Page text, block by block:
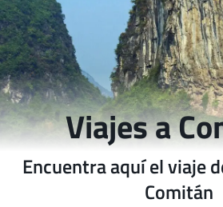
Viajes a
Encuentra aquí el viaje
Comitán